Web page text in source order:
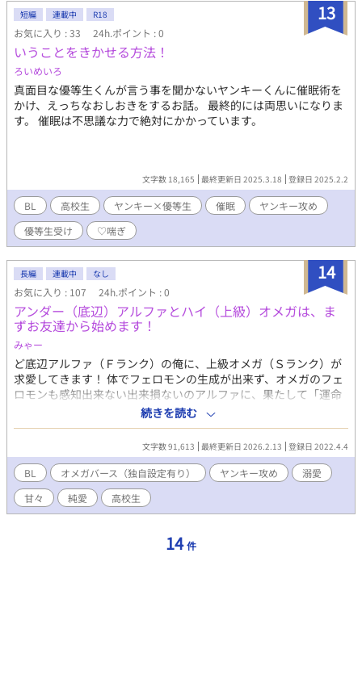
13
短編 連載中 R18
お気に入り : 33 24h.ポイント : 0
いうことをきかせる方法！
ろいめいろ
真面目な優等生くんが言う事を聞かないヤンキーくんに催眠術を
かけ、えっちなおしおきをするお話。 最終的には両思いになりま
す。 催眠は不思議な力で絶対にかかっています。
文字数 18,165 最終更新日 2025.3.18 登録日 2025.2.2
BL 高校生 ヤンキー×優等生 催眠
ヤンキー攻め
優等生受け
♡喘ぎ
14
長編 連載中 なし
お気に入り : 107 24h.ポイント : 0
アンダー（底辺）アルファとハイ（上級）オメガは、ま
ずお友達から始めます！
みゃー
ど底辺アルファ（Ｆランク）の俺に、上級オメガ（Ｓランク）が
求愛してきます！ 体でフェロモンの生成が出来ず、オメガのフェ
ロモンも感知出来ない出来損ないのアルファに、果たして「運命
の番」のオメガは存在するのか？ 西島恒輝は、名門アルファ一族
出身で、自身もアルファ。 しかし、顔だけはいいものの、背は低
く、成績も悪く、スポーツも嫌いで不得意。 その上、もっとも大
事なアルファのフェロモンを作れず、オメガのフェロモンも感知
出来ない病持ち。 そんな理由で両親に冷遇されてきた恒輝は、す
っかり捻くれて荒っぽい男になってしまっていた。 しかし、ある
日。 恒輝は、一人のハイスペックオメガの明人と出会う。 明人と
出会いオメガ全員が憎い恒輝は、明人がウザいと思いながら掻き
続きを読む
文字数 91,613 最終更新日 2026.2.13 登録日 2022.4.4
BL オメガバース（独自設定有り） ヤンキー攻め
溺愛
甘々
純愛 高校生
14 件